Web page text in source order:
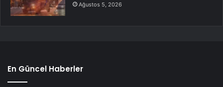
Ağustos 5, 2026
En Güncel Haberler